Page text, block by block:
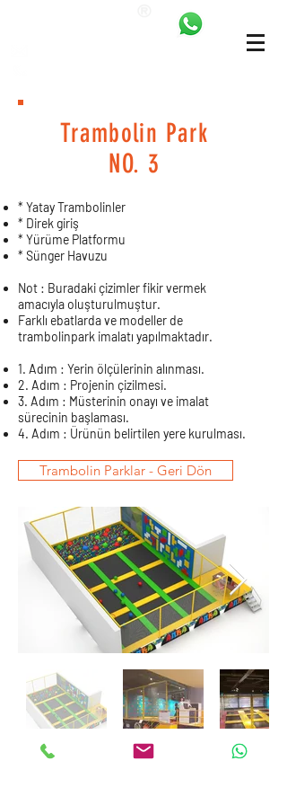
Trambolin Park
NO. 3
* Yatay Trambolinler
* Direk giriş
* Yürüme Platformu
* Sünger Havuzu
Not : Buradaki çizimler fikir vermek
amacıyla oluşturulmuştur.
Farklı ebatlarda ve modeller de
trambolinpark imalatı yapılmaktadır.
1. Adım : Yerin ölçülerinin alınması.
2. Adım : Projenin çizilmesi.
3. Adım : Müsterinin onayı ve imalat
sürecinin başlaması.
4. Adım : Ürünün belirtilen yere kurulması.
Trambolin Parklar - Geri Dön